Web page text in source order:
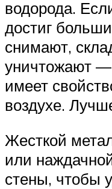
водорода.
достиг
снимают,
уничтожают —
имеет
воздухе.
Жесткой
или
стены, чтобы